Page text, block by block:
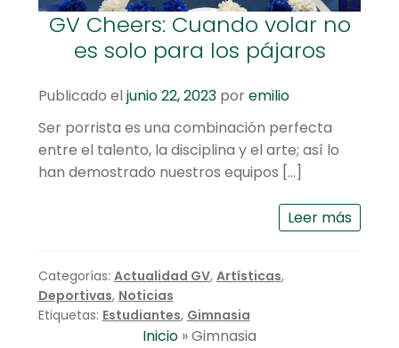
GV Cheers: Cuando volar no
es solo para los pájaros
Publicado el junio 22, 2023 poremilio
Ser porrista es una combinación perfecta
entre el talento, la disciplina y el arte; así lo
han demostrado nuestros equipos […]
Leer más
Categorías: Actualidad GV, Artísticas,
Deportivas, Noticias
Etiquetas: Estudiantes, Gimnasia
Inicio »Gimnasia